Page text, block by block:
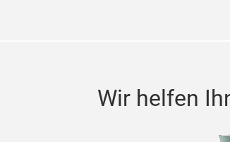
Wir helfen